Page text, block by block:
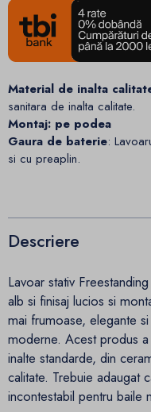
Material de inalta
sanitara de inalta calitate.
Montaj: pe podea
Gaura de baterie:
si cu preaplin.
Descriere
Lavoar stativ
alb si finisaj lucios si
mai frumoase, elegante
moderne. Acest produs
inalte standarde, din
calitate. Trebuie adaugat
incontestabil pentru baile